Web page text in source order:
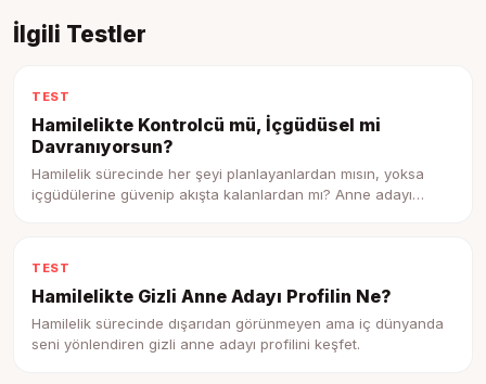
İlgili Testler
TEST
Hamilelikte Kontrolcü mü, İçgüdüsel mi
Davranıyorsun?
Hamilelik sürecinde her şeyi planlayanlardan mısın, yoksa
içgüdülerine güvenip akışta kalanlardan mı? Anne adayı
TEST
Hamilelikte Gizli Anne Adayı Profilin Ne?
Hamilelik sürecinde dışarıdan görünmeyen ama iç dünyanda
seni yönlendiren gizli anne adayı profilini keşfet.